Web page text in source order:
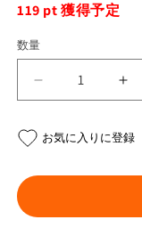
119 pt 獲得予定
数量
ッ
プ
ー
ス
ッ
プ
ー
お気に入りに登録